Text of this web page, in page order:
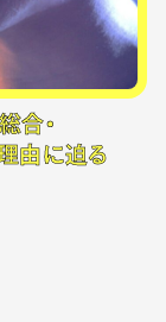
合・
由に迫る